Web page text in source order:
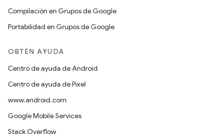
Compilación en Grupos de Google
Portabilidad en Grupos de Google
OBTÉN AYUDA
Centro de ayuda de Android
Centro de ayuda de Pixel
www.android.com
Google Mobile Services
Stack Overflow